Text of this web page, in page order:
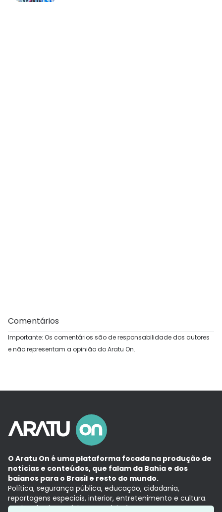
Comentários
Importante: Os comentários são de responsabilidade dos autores
e não representam a opinião do Aratu On.
O Aratu On é uma plataforma focada na produção de
notícias e conteúdos, que falam da Bahia e dos
baianos para o Brasil e resto do mundo.
Política, segurança pública, educação, cidadania,
reportagens especiais, interior, entretenimento e cultura.
Aqui, tudo vira notícia e a notícia é no tempo presente,